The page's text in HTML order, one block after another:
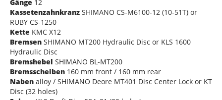
Gänge 12
Kassetenzahnkranz SHIMANO CS-M6100-12 (10-51T) or
RUBY CS-1250
Kette KMC X12
Bremsen SHIMANO MT200 Hydraulic Disc or KLS 1600
Hydraulic Disc
Bremshebel SHIMANO BL-MT200
Bremsscheiben 160 mm front / 160 mm rear
Naben alloy / SHIMANO Deore MT401 Disc Center Lock or KT
Disc (32 holes)